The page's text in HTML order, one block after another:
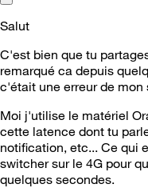
Salut
C'est bien que tu
remarqué ca depuis
c'était une erreur de mon
Moi j'utilise le matériel
cette latence dont tu
notification, etc... Ce qui
switcher sur le 4G pour
quelques secondes.